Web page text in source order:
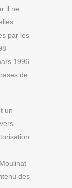
il ne
.
par les
1996
de
un
des